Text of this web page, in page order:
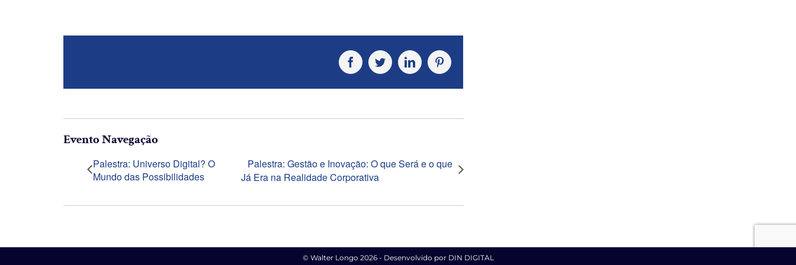
FacebookTwitterLinkedInPinterest
Evento Navegação
Palestra: Universo Digital? O
Mundo das Possibilidades
Palestra: Gestão e Inovação: O que Será e o que
Já Era na Realidade Corporativa
© Walter Longo 2026 - Desenvolvido por DIN DIGITAL